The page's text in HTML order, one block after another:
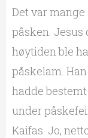
Det var
påsken. Jesus
høytiden ble
påskelam.
hadde
under
Kaifas. Jo,